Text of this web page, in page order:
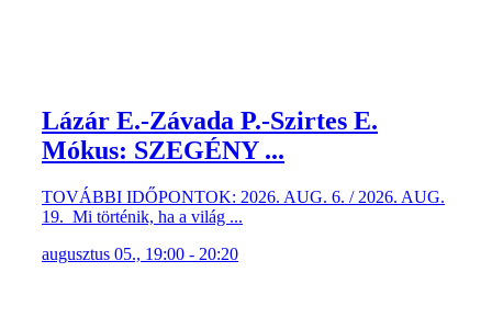
Lázár E.-Závada P.-Szirtes E.
Mókus: SZEGÉNY ...
TOVÁBBI IDŐPONTOK: 2026. AUG. 6. / 2026. AUG.
19. Mi történik, ha a világ ...
augusztus 05., 19:00 - 20:20